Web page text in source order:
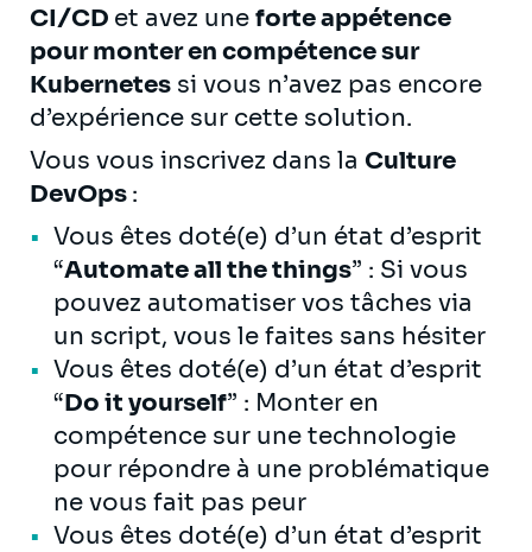
CI/CD et avez une forte appétence
pour monter en compétence sur
Kubernetes si vous n’avez pas encore
d’expérience sur cette solution.
Vous vous inscrivez dans la Culture
DevOps :
Vous êtes doté(e) d’un état d’esprit
“Automate all the things” : Si vous
pouvez automatiser vos tâches via
un script, vous le faites sans hésiter
Vous êtes doté(e) d’un état d’esprit
“Do it yourself” : Monter en
compétence sur une technologie
pour répondre à une problématique
ne vous fait pas peur
Vous êtes doté(e) d’un état d’esprit